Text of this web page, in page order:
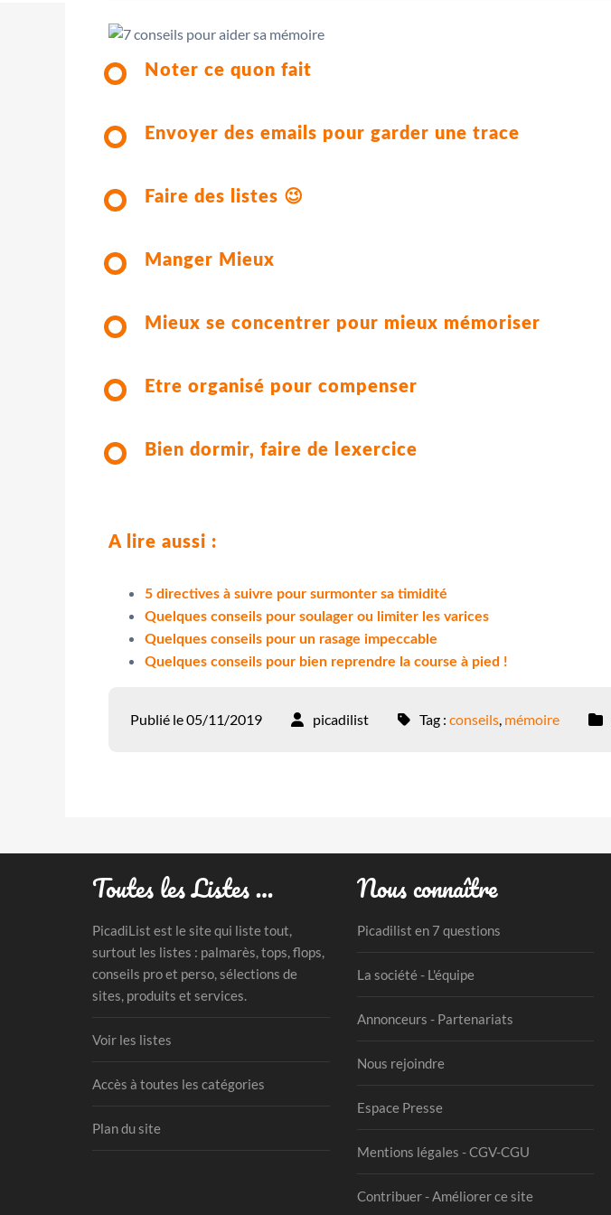
Noter ce quon fait
Envoyer des emails pour garder une trace
Faire des listes 😉
Manger Mieux
Mieux se concentrer pour mieux mémoriser
Etre organisé pour compenser
Bien dormir, faire de lexercice
A lire aussi :
5 directives à suivre pour surmonter sa timidité
Quelques conseils pour soulager ou limiter les varices
Quelques conseils pour un rasage impeccable
Quelques conseils pour bien reprendre la course à pied !
Publié le 05/11/2019 picadilist Tag : conseils, mémoire
Toutes les Listes …
PicadiList est le site qui liste tout,
surtout les listes : palmarès, tops, flops,
conseils pro et perso, sélections de
sites, produits et services.
Voir les listes
Accès à toutes les catégories
Plan du site
Nous connaître
Picadilist en 7 questions
La société - L'équipe
Annonceurs - Partenariats
Nous rejoindre
Espace Presse
Mentions légales - CGV-CGU
Contribuer - Améliorer ce site